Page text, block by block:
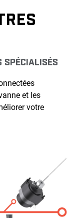
SPÉCIALISÉS
et les
votre